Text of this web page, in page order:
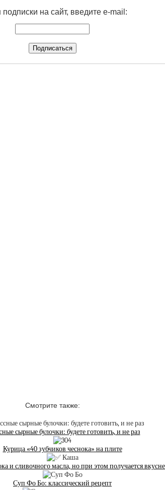
на сайт, введите e-mail:
Смотрите также:
сырные булочки: будете готовить, и не раз
Курица «40 зубчиков чеснока» на плите
и сливочного масла, но при этом получается
Суп Фо Бо: классический рецепт